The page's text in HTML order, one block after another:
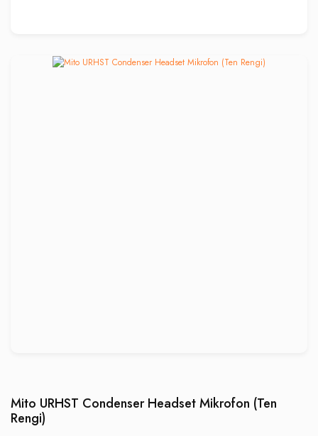
Mito URHST Condenser Headset Mikrofon (Ten
Rengi)